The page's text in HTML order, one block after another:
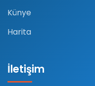
Künye
Harita
İletişim